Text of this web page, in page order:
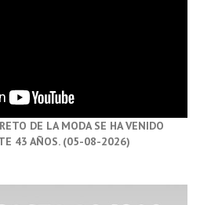
DE LA MODA SE HA VENIDO
43 AÑOS. (05-08-2026)